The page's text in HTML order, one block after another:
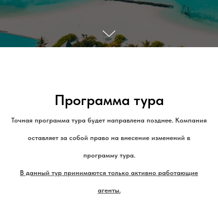
Программа тура
Точная программа тура будет направлена позднее. Компания
оставляет за собой право на внесение изменений в
программу тура.
В данный тур принимаются только активно работающие
агенты.